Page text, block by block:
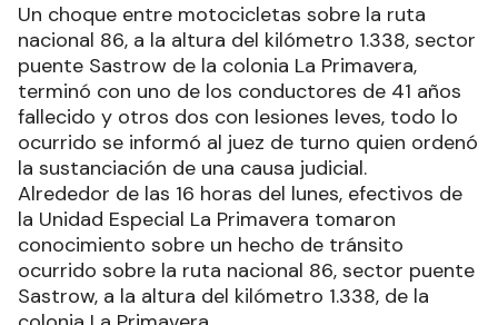
Un choque entre motocicletas sobre la ruta
nacional 86, a la altura del kilómetro 1.338, sector
puente Sastrow de la colonia La Primavera,
terminó con uno de los conductores de 41 años
fallecido y otros dos con lesiones leves, todo lo
ocurrido se informó al juez de turno quien ordenó
la sustanciación de una causa judicial.
Alrededor de las 16 horas del lunes, efectivos de
la Unidad Especial La Primavera tomaron
conocimiento sobre un hecho de tránsito
ocurrido sobre la ruta nacional 86, sector puente
Sastrow, a la altura del kilómetro 1.338, de la